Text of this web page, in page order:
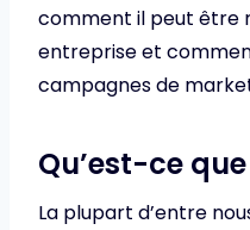
comment il peut être
entreprise et
campagnes de
Qu’est-ce que
La plupart d’entre